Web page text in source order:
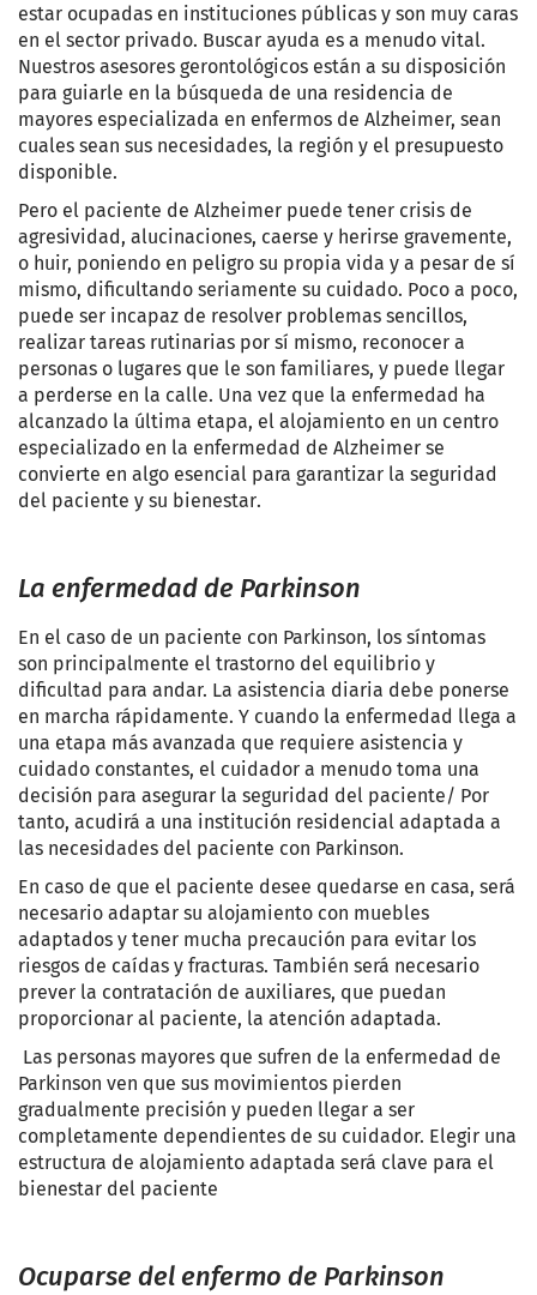
estar ocupadas en instituciones públicas y son muy caras
en el sector privado. Buscar ayuda es a menudo vital.
Nuestros asesores gerontológicos están a su disposición
para guiarle en la búsqueda de una residencia de
mayores especializada en enfermos de Alzheimer, sean
cuales sean sus necesidades, la región y el presupuesto
disponible.
Pero el paciente de Alzheimer puede tener crisis de
agresividad, alucinaciones, caerse y herirse gravemente,
o huir, poniendo en peligro su propia vida y a pesar de sí
mismo, dificultando seriamente su cuidado. Poco a poco,
puede ser incapaz de resolver problemas sencillos,
realizar tareas rutinarias por sí mismo, reconocer a
personas o lugares que le son familiares, y puede llegar
a perderse en la calle. Una vez que la enfermedad ha
alcanzado la última etapa, el alojamiento en un centro
especializado en la enfermedad de Alzheimer se
convierte en algo esencial para garantizar la seguridad
del paciente y su bienestar.
La enfermedad de Parkinson
En el caso de un paciente con Parkinson, los síntomas
son principalmente el trastorno del equilibrio y
dificultad para andar. La asistencia diaria debe ponerse
en marcha rápidamente. Y cuando la enfermedad llega a
una etapa más avanzada que requiere asistencia y
cuidado constantes, el cuidador a menudo toma una
decisión para asegurar la seguridad del paciente/ Por
tanto, acudirá a una institución residencial adaptada a
las necesidades del paciente con Parkinson.
En caso de que el paciente desee quedarse en casa, será
necesario adaptar su alojamiento con muebles
adaptados y tener mucha precaución para evitar los
riesgos de caídas y fracturas. También será necesario
prever la contratación de auxiliares, que puedan
proporcionar al paciente, la atención adaptada.
Las personas mayores que sufren de la enfermedad de
Parkinson ven que sus movimientos pierden
gradualmente precisión y pueden llegar a ser
completamente dependientes de su cuidador. Elegir una
estructura de alojamiento adaptada será clave para el
bienestar del paciente
Ocuparse del enfermo de Parkinson